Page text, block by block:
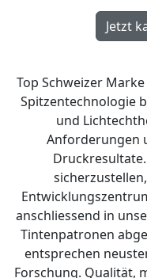
Top Schweizer
Spitzentechnologie
und
Anforderungen
anschliessend in
Tintenpatronen
entsprechen
Forschung. Qualität,